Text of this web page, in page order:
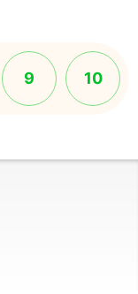
9 10